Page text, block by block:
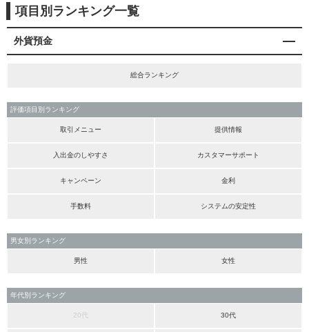
項目別ランキング一覧
外貨預金
総合ランキング
評価項目別ランキング
取引メニュー 提供情報
入出金のしやすさ カスタマーサポート
キャンペーン 金利
手数料 システムの安定性
男女別ランキング
男性 女性
年代別ランキング
20代 30代